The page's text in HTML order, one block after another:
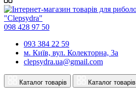
098 428 97 50
093 384 22 59
м. Київ, вул. Колекторна, 3а
clepsydra.ua@gmail.com
Каталог товарів Каталог товарів